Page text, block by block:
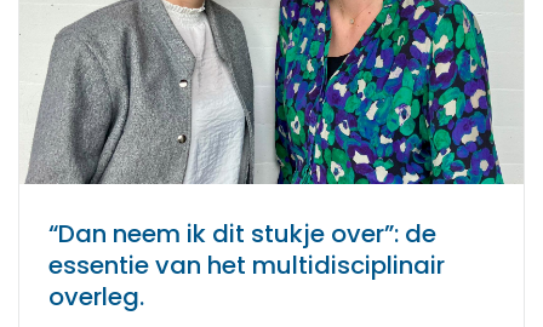
“Dan neem ik dit stukje over”: de
essentie van het multidisciplinair
overleg.